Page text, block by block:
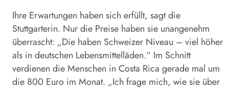
Ihre Erwartungen haben sich erfüllt, sagt die
Stuttgarterin. Nur die Preise haben sie unangenehm
überrascht: „Die haben Schweizer Niveau – viel höher
als in deutschen Lebensmittelläden.“ Im Schnitt
verdienen die Menschen in Costa Rica gerade mal um
die 800 Euro im Monat. „Ich frage mich, wie sie über